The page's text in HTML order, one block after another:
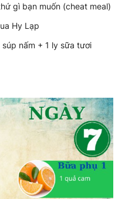
gì bạn muốn (cheat meal)
Hy Lạp
nấm + 1 ly sữa tươi